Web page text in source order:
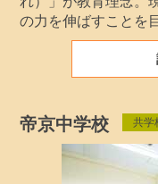
の力を伸ばすことを
帝京中学校 共学